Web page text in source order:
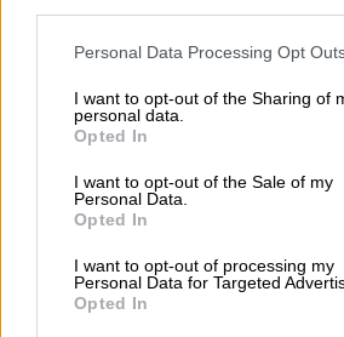
Please note that this website/app uses
not limited to your visit or usage
grant or deny consent to Google and its
use your data for below specified
consent section.
Personal Data Processing Opt
I want to opt-out of the Sharing of
personal data.
Opted In
I want to opt-out of the Sale of my
Personal Data.
Opted In
I want to opt-out of processing my
Personal Data for Targeted
Opted In
Δεκεμβρίου, 13
των πολιτών, πέντε εκ των
απελάθηκαν προέρχονταν
και συμμετείχαν σε
διοργάνωσε η αυστριακή
θέματα που δεν έχουν καμία
πολιτική. Ο υπουργός
Κροατίας Γκόρνταν Γκρλιτς
κατήγγειλε ότι οι πέντε